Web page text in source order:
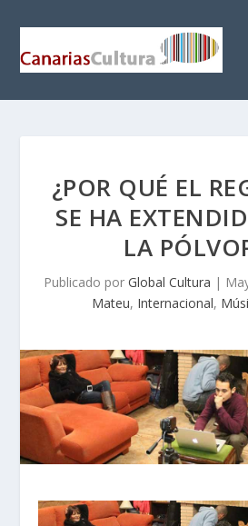
¿POR QUÉ EL
SE HA
LA
Publicado por Global Cultura |
Mateu, Internacional,